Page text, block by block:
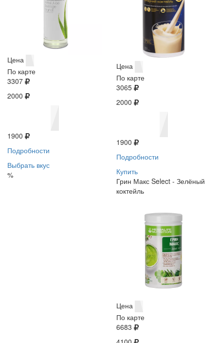
Цена
По карте
3307
2000
1900
Подробности
Выбрать вкус
%
Цена
По карте
3065
2000
1900
Подробности
Купить
Грин Макс Select - Зелёный
коктейль
Цена
По карте
6683